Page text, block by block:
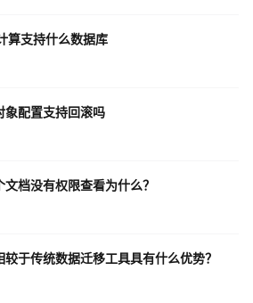
算支持什么数据库
象配置支持回滚吗
档没有权限查看为什么？
于传统数据迁移工具具有什么优势？